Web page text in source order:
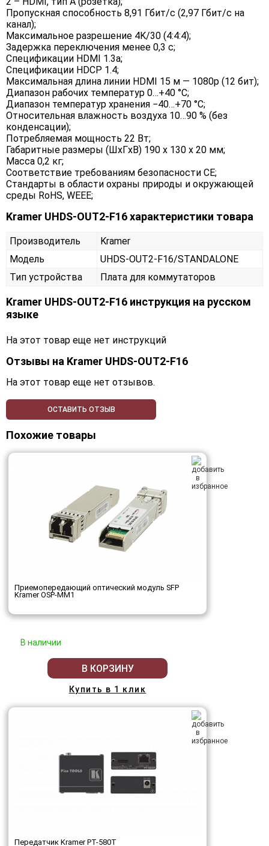
Пропускная способность 8,91 Гбит/с (2,97 Гбит/с на
канал);
Максимальное разрешение 4K/30 (4:4:4);
Задержка переключения менее 0,3 с;
Спецификации HDMI 1.3a;
Спецификации HDCP 1.4;
Максимальная длина линии HDMI 15 м — 1080p (12 бит);
Диапазон рабочих температур 0…+40 °C;
Диапазон температур хранения −40…+70 °C;
Относительная влажность воздуха 10…90 % (без
конденсации);
Потребляемая мощность 22 Вт;
Габаритные размеры (ШxГxВ) 190 x 130 x 20 мм;
Масса 0,2 кг;
Соответствие требованиям безопасности CE;
Стандарты в области охраны природы и окружающей
среды RoHS, WEEE;
Kramer UHDS-OUT2-F16 характеристики товара
Производитель
Kramer
Модель
UHDS-OUT2-F16/STANDALONE
Тип устройства
Плата для коммутаторов
Kramer UHDS-OUT2-F16 инструкция на русском
языке
На этот товар еще нет инструкций
Отзывы на Kramer UHDS-OUT2-F16
На этот товар еще нет отзывов.
ОСТАВИТЬ ОТЗЫВ
Похожие товары
Приемопередающий оптический модуль SFP
Kramer OSP-MM1
В наличии
В КОРЗИНУ
Купить в 1 клик
Передатчик Kramer PT-580T